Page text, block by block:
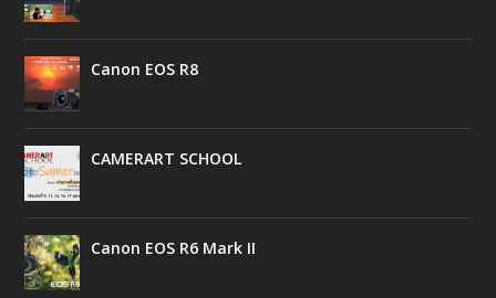
Canon EOS R8
CAMERART SCHOOL
Canon EOS R6 Mark II